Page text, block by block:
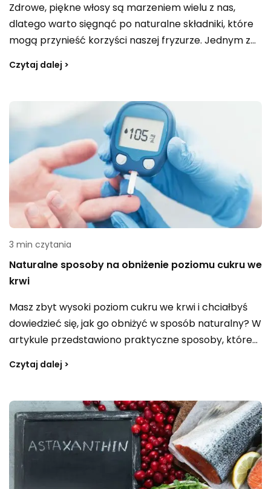
Zdrowe, piękne włosy są marzeniem wielu z nas,
dlatego warto sięgnąć po naturalne składniki, które
mogą przynieść korzyści naszej fryzurze. Jednym z
właściwościach pielęgnacyjnych. Dowiedz się,
przygotować domową wcierkę oraz jakie efekty
można osiągnąć dzięki kuracji z jej wykorzystaniem.
Czytaj dalej >
3 min czytania
Naturalne sposoby na obniżenie poziomu cukru we
krwi
Masz zbyt wysoki poziom cukru we krwi i chciałbyś
dowiedzieć się, jak go obniżyć w sposób naturalny? W
artykule przedstawiono praktyczne sposoby, które
poziom cukru we krwi.
Czytaj dalej >